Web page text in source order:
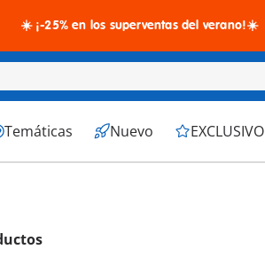
☀️ ¡-25% en los superventas del verano!☀️
Temáticas Nuevo EXCLUSIVO